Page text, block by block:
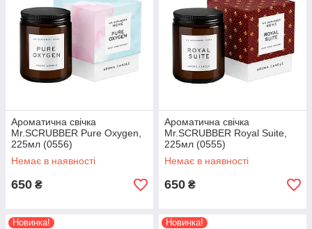
Ароматична свічка
Mr.SCRUBBER Pure Oxygen,
225мл (0556)
Немає в наявності
650 ₴
Ароматична свічка
Mr.SCRUBBER Royal Suite,
225мл (0555)
Немає в наявності
650 ₴
Новинка! Новинка!